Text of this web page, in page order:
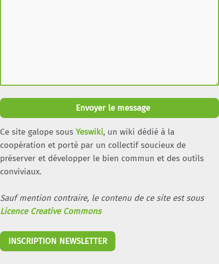
Envoyer le message
Ce site galope sous Yeswiki, un wiki dédié à la
coopération et porté par un collectif soucieux de
préserver et développer le bien commun et des outils
conviviaux.
Sauf mention contraire, le contenu de ce site est sous
Licence Creative Commons
INSCRIPTION NEWSLETTER